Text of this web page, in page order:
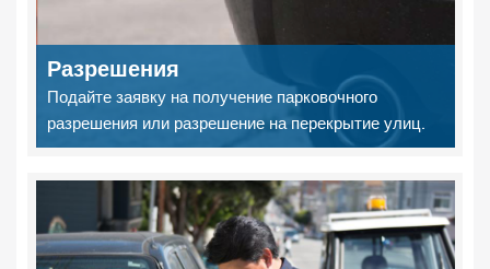
Разрешения
Подайте заявку на получение парковочного
разрешения или разрешение на перекрытие улиц.